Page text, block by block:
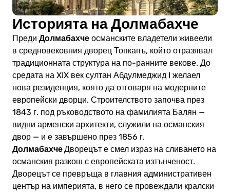
Историята на Долмабахче
Преди Долмабахче османските владетели живеели
в средновековния дворец Топкапъ, който отразявал
традиционната структура на по-ранните векове. До
средата на XIX век султан Абдулмеджид I желаел
нова резиденция, която да отговаря на модерните
европейски дворци. Строителството започва през
1843 г. под ръководството на фамилията Балян —
видни арменски архитекти, служили на османския
двор — и е завършено през 1856 г.
ДолмабахчеДворецът е смел израз на сливането на
османския разкош с европейската изтънченост.
Дворецът се превръща в главния административен
център на империята, в него се провеждали кралски